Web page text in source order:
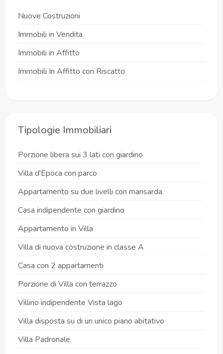
Nuove Costruzioni
Immobili in Vendita
Immobili in Affitto
Immobili In Affitto con Riscatto
Tipologie Immobiliari
Porzione libera sui 3 lati con giardino
Villa d'Epoca con parco
Appartamento su due livelli con mansarda.
Casa indipendente con giardino
Appartamento in Villa
Villa di nuova costruzione in classe A
Casa con 2 appartamenti
Porzione di Villa con terrazzo
Villino indipendente Vista lago
Villa disposta su di un unico piano abitativo
Villa Padronale